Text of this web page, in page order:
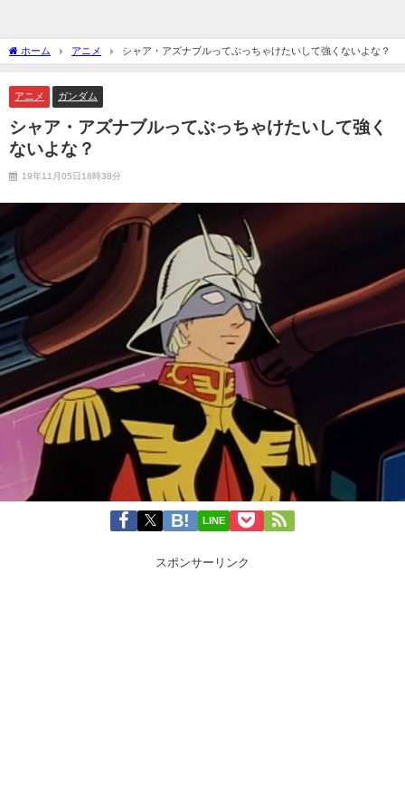
ホーム アニメ シャア・アズナブルってぶっちゃけたいして強くないよな？
アニメ ガンダム
シャア・アズナブルってぶっちゃけたいして強く
ないよな？
19年11月05日18時38分
LINE
スポンサーリンク